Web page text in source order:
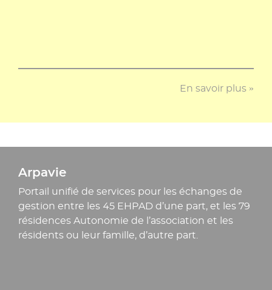
En savoir plus »
Arpavie
Portail unifié de services pour les échanges de
gestion entre les 45 EHPAD d’une part, et les 79
résidences Autonomie de l’association et les
résidents ou leur famille, d’autre part.